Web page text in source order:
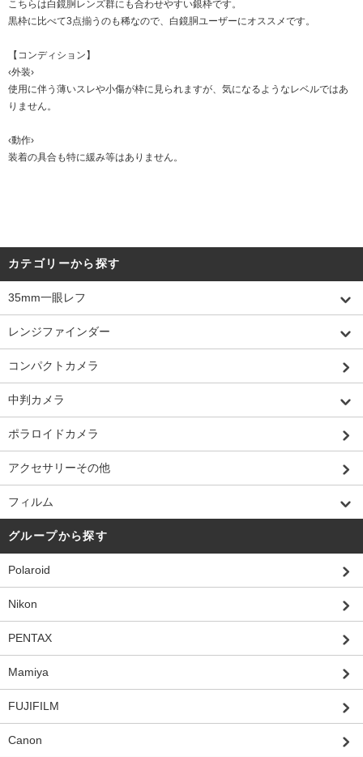
こちらは白鏡胴レンズ群にも合わせやすい銀枠です。
黒枠に比べて3点揃うのも稀なので、白鏡胴ユーザーにオススメです。
【コンディション】
‹外装›
使用に伴う薄いスレや小傷が枠に見られますが、気になるようなレベルではあ
りません。
‹動作›
装着の具合も特に緩み等はありません。
カテゴリーから探す
35mm一眼レフ
レンジファインダー
コンパクトカメラ
中判カメラ
ポラロイドカメラ
アクセサリーその他
フィルム
グループから探す
Polaroid
Nikon
PENTAX
Mamiya
FUJIFILM
Canon